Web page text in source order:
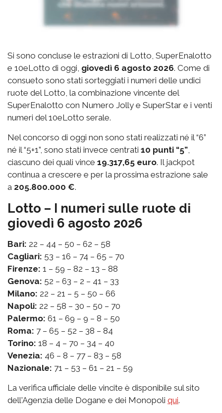
Si sono concluse le estrazioni di Lotto, SuperEnalotto
e 10eLotto di oggi, giovedì 6 agosto 2026. Come di
consueto sono stati sorteggiati i numeri delle undici
ruote del Lotto, la combinazione vincente del
SuperEnalotto con Numero Jolly e SuperStar e i venti
numeri del 10eLotto serale.
Nel concorso di oggi non sono stati realizzati né il “6”
né il “5+1”, sono stati invece centrati 10 punti “5”,
ciascuno dei quali vince 19.317,65 euro. Il jackpot
continua a crescere e per la prossima estrazione sale
a 205.800.000 €.
Lotto – I numeri sulle ruote di
giovedì 6 agosto 2026
Bari: 22 – 44 – 50 – 62 – 58
Cagliari: 53 – 16 – 74 – 65 – 70
Firenze: 1 – 59 – 82 – 13 – 88
Genova: 52 – 63 – 2 – 41 – 33
Milano: 22 – 21 – 5 – 50 – 66
Napoli: 22 – 58 – 30 – 50 – 70
Palermo: 61 – 69 – 9 – 8 – 50
Roma: 7 – 65 – 52 – 38 – 84
Torino: 18 – 4 – 70 – 34 – 40
Venezia: 46 – 8 – 77 – 83 – 58
Nazionale: 71 – 53 – 61 – 21 – 59
La verifica ufficiale delle vincite è disponibile sul sito
dell'Agenzia delle Dogane e dei Monopoli qui.